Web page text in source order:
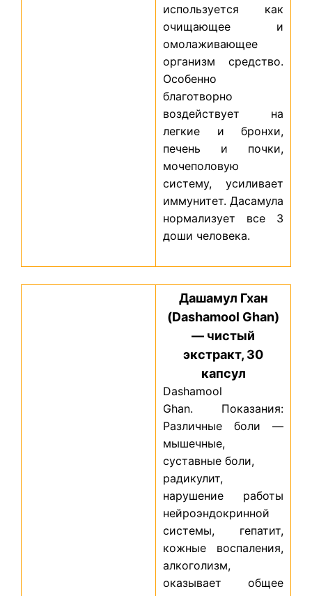
используется как
очищающее и
омолаживающее
организм средство.
Особенно
благотворно
воздействует на
легкие и бронхи,
печень и почки,
мочеполовую
систему, усиливает
иммунитет. Дасамула
нормализует все 3
доши человека.
Дашамул Гхан
(Dashamool Ghan)
— чистый
экстракт, 30
капсул
Dashamool
Ghan. Показания:
Различные боли —
мышечные,
суставные боли,
радикулит,
нарушение работы
нейроэндокринной
системы, гепатит,
кожные воспаления,
алкоголизм,
оказывает общее